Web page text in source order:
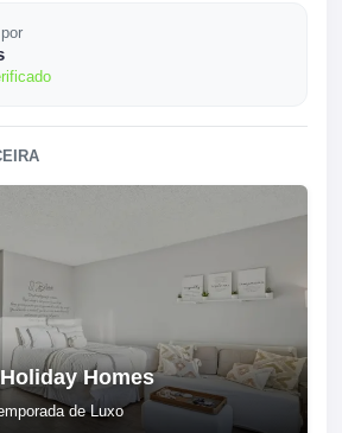
Homes
de Luxo